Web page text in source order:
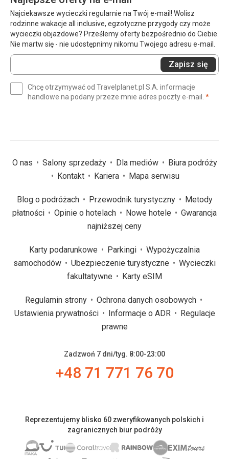
Najciekawsze wycieczki regularnie na Twój e-mail! Wolisz
rodzinne wakacje all inclusive, egzotyczne przygody czy może
wycieczki objazdowe? Prześlemy oferty bezpośrednio do Ciebie.
Nie martw się - nie udostępnimy nikomu Twojego adresu e-mail.
Wprowadź
swój
(wymagane)
Zapisz się
Chcę otrzymywać od Travelplanet.pl S.A. informacje
handlowe na podany przeze mnie adres poczty e-mail. *
O nas Salony sprzedaży Dla mediów
Biura podróży
Kontakt
Kariera Mapa serwisu
Blog o podróżach Przewodnik turystyczny
Metody
płatności
Opinie o hotelach Nowe hotele
Gwarancja
najniższej ceny
Karty podarunkowe Parkingi
Wypożyczalnia
samochodów
Ubezpieczenie turystyczne
Wycieczki
fakultatywne
Karty eSIM
Regulamin strony
Ochrona danych osobowych
Ustawienia prywatności
Informacje o ADR
Regulacje
prawne
Zadzwoń 7 dni/tyg. 8:00-23:00
+48 71 771 76 70
Reprezentujemy blisko 60 zweryfikowanych polskich i
zagranicznych biur podróży